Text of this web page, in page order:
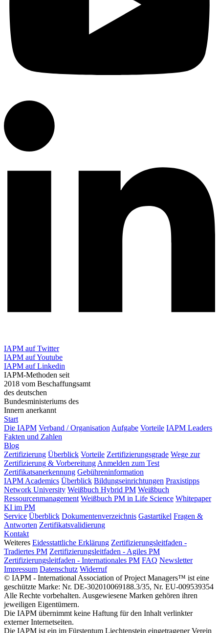
IAPM auf Twitter
IAPM auf Youtube
IAPM auf Linkedin
IAPM-Methoden seit
2018 vom Beschaffungsamt
des deutschen
Bundesministeriums des
Innern anerkannt
Start
Die IAPM Verband / Organisation Aufgabe Vorteile IAPM Leaders
Fakten und Zahlen
Blog
Zertifizierung Überblick Vorteile Zertifizierungsgrade Wege zur
Zertifizierung & Vorbereitung Anmelden zum Test
Zertifikatsanerkennung Gebühreninformation
IAPM Academics Überblick Bildungseinrichtungen Praxistipps
Network University Weißbuch Hybrid PM Weißbuch
Ressourcenmanagement Weißbuch PM in Life Science Whitepaper
KI im PM
Service Überblick Dokumentenverzeichnis Gastartikel Fragen &
Antworten Zertifikatsvalidierung
Kontakt
Weiteres Eidesstattliche Erklärung Zertifizierungsleitfaden -
Tradiertes PM Zertifizierungsleitfaden - Agiles PM
Zertifizierungsleitfaden - Internationales PM FAQ Newsletter
Impressum Datenschutz Widerruf
© IAPM - International Association of Project Managers™ ist eine
geschützte Marke: Nr. DE-302010069188.3/35, Nr. EU-009539354
Alle Rechte vorbehalten. Ausgewiesene Marken gehören ihren
jeweiligen Eigentümern.
Die IAPM übernimmt keine Haftung für den Inhalt verlinkter
externer Internetseiten.
Die IAPM ist ein im Fürstentum Liechtenstein eingetragener Verein